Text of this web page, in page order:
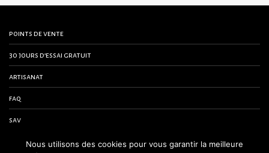
points de vente
30 jours d’essai gratuit
artisanat
faq
sav
contactez-nous
Nous utilisons des cookies pour vous garantir la meilleure